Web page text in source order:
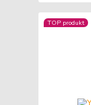
TOP produkt